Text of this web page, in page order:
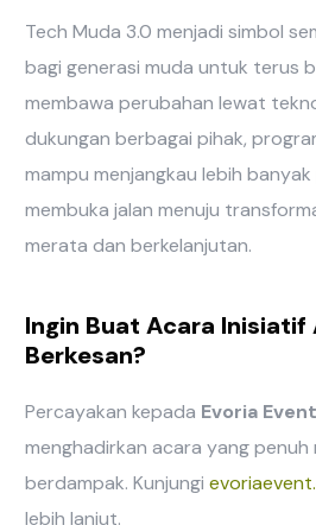
Tech Muda 3.0 menjadi simbol
bagi generasi muda untuk terus
membawa perubahan lewat
dukungan berbagai pihak,
mampu menjangkau lebih
membuka jalan menuju
merata dan berkelanjutan.
Ingin Buat Acara Inisiatif
Berkesan?
Percayakan kepada Evoria
menghadirkan acara yang penuh
berdampak. Kunjungi
lebih lanjut.